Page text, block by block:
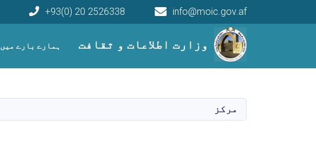
وزارت اطلاعات و ثقافت
info@moic.gov.af
+93(0) 20 2526338
Main navigation
ہمارے بارے میں
مرکز